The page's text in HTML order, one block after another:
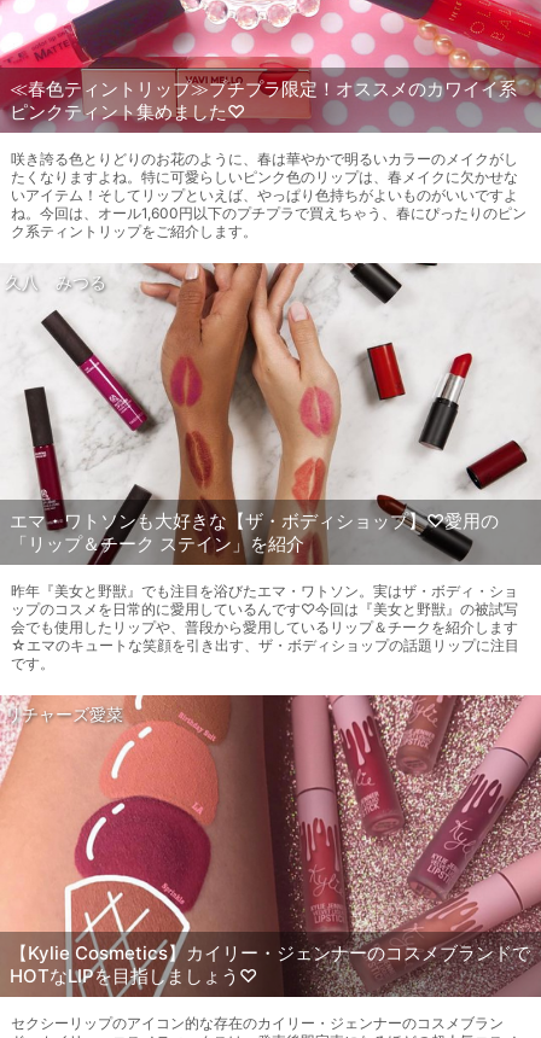
≪春色ティントリップ≫プチプラ限定！オススメのカワイイ系
ピンクティント集めました♡
咲き誇る色とりどりのお花のように、春は華やかで明るいカラーのメイクがし
たくなりますよね。特に可愛らしいピンク色のリップは、春メイクに欠かせな
いアイテム！そしてリップといえば、やっぱり色持ちがよいものがいいですよ
ね。今回は、オール1,600円以下のプチプラで買えちゃう、春にぴったりのピン
ク系ティントリップをご紹介します。
久八 みつる
エマ・ワトソンも大好きな【ザ・ボディショップ】♡愛用の
「リップ＆チーク ステイン」を紹介
昨年『美女と野獣』でも注目を浴びたエマ・ワトソン。実はザ・ボディ・ショ
ップのコスメを日常的に愛用しているんです♡今回は『美女と野獣』の被試写
会でも使用したリップや、普段から愛用しているリップ＆チークを紹介します
☆エマのキュートな笑顔を引き出す、ザ・ボディショップの話題リップに注目
です。
リチャーズ愛菜
【Kylie Cosmetics】カイリー・ジェンナーのコスメブランドで
HOTなLIPを目指しましょう♡
セクシーリップのアイコン的な存在のカイリー・ジェンナーのコスメブラン